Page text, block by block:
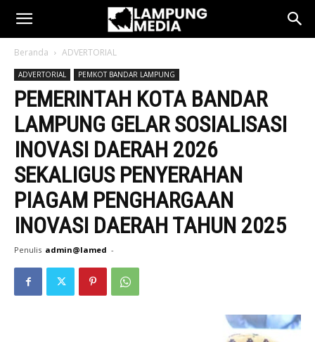
Beranda ADVERTORIAL
ADVERTORIAL PEMKOT BANDAR LAMPUNG
PEMERINTAH KOTA BANDAR
LAMPUNG GELAR SOSIALISASI
INOVASI DAERAH 2026
SEKALIGUS PENYERAHAN
PIAGAM PENGHARGAAN
INOVASI DAERAH TAHUN 2025
Penulis admin@lamed -